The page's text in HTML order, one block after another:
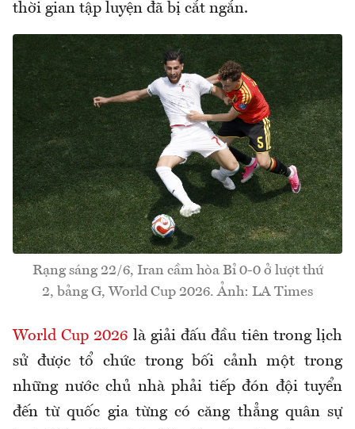
thời gian tập luyện đã bị cắt ngắn.
Rạng sáng 22/6, Iran cầm hòa Bỉ 0-0 ở lượt thứ
2, bảng G, World Cup 2026. Ảnh: LA Times
World Cup 2026 là giải đấu đầu tiên trong lịch
sử được tổ chức trong bối cảnh một trong
những nước chủ nhà phải tiếp đón đội tuyển
đến từ quốc gia từng có căng thẳng quân sự